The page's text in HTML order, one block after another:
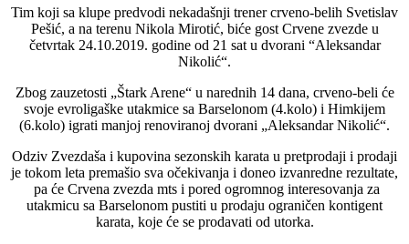
Tim koji sa klupe predvodi nekadašnji trener crveno-belih Svetislav
Pešić, a na terenu Nikola Mirotić, biće gost Crvene zvezde u
četvrtak 24.10.2019. godine od 21 sat u dvorani “Aleksandar
Nikolić“.
Zbog zauzetosti „Štark Arene“ u narednih 14 dana, crveno-beli će
svoje evroligaške utakmice sa Barselonom (4.kolo) i Himkijem
(6.kolo) igrati manjoj renoviranoj dvorani „Aleksandar Nikolić“.
Odziv Zvezdaša i kupovina sezonskih karata u pretprodaji i prodaji
je tokom leta premašio sva očekivanja i doneo izvanredne rezultate,
pa će Crvena zvezda mts i pored ogromnog interesovanja za
utakmicu sa Barselonom pustiti u prodaju ograničen kontigent
karata, koje će se prodavati od utorka.